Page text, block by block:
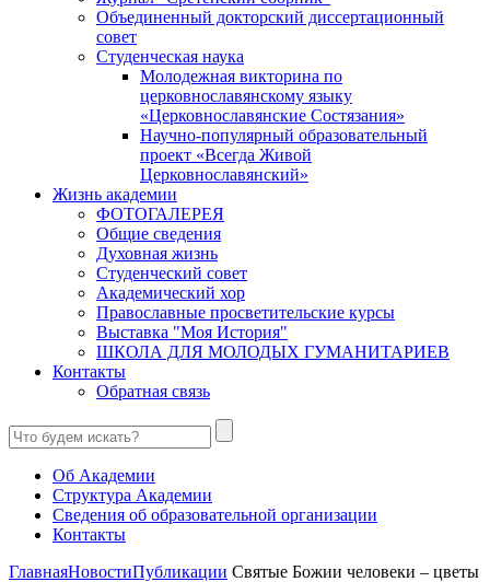
Объединенный докторский диссертационный
совет
Студенческая наука
Молодежная викторина по
церковнославянскому языку
«Церковнославянские Состязания»
Научно-популярный образовательный
проект «Всегда Живой
Церковнославянский»
Жизнь академии
ФОТОГАЛЕРЕЯ
Общие сведения
Духовная жизнь
Студенческий совет
Академический хор
Православные просветительские курсы
Выставка "Моя История"
ШКОЛА ДЛЯ МОЛОДЫХ ГУМАНИТАРИЕВ
Контакты
Обратная связь
Об Академии
Структура Академии
Сведения об образовательной организации
Контакты
ГлавнаяНовостиПубликации Святые Божии человеки – цветы